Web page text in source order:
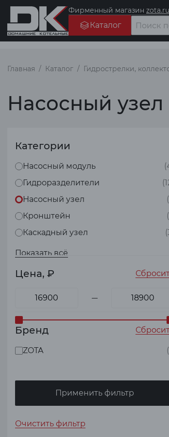
Фирменный магазин zota.ru
Каталог
Главная Каталог Гидрострелки,
Насосный узел
Категории
Насосный модуль
Гидроразделители
Насосный узел
Кронштейн
Каскадный узел
Показать всё
Цена, ₽
Бренд
ZOTA
Применить фильтр
Очистить фильтр